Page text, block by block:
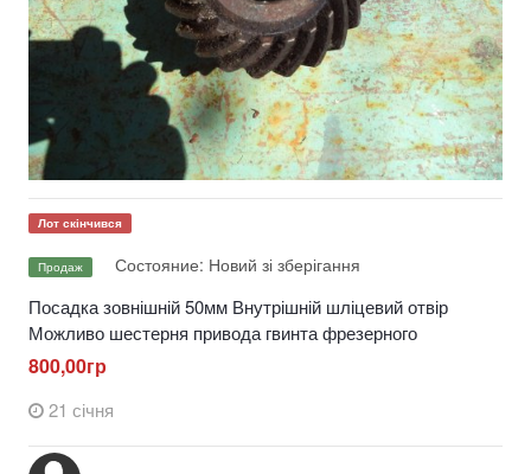
Лот скінчився
Продаж Состояние: Новий зі зберігання
Посадка зовнішній 50мм Внутрішній шліцевий отвір
Можливо шестерня привода гвинта фрезерного
800,00гр
21 січня